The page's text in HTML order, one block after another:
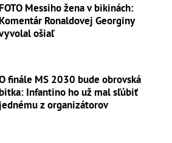
FOTO Messiho žena v bikinách:
Komentár Ronaldovej Georginy
ošiaľ
finále MS 2030 bude obrovská
bitka: Infantino ho už mal sľúbiť
jednému z organizátorov